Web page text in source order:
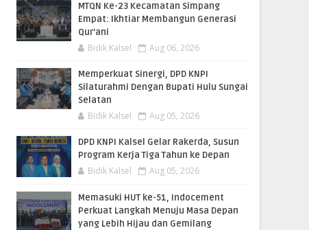
MTQN Ke-23 Kecamatan Simpang
Empat: Ikhtiar Membangun Generasi
Qur’ani
Bidik Kalsel Aug 06, 2026
Memperkuat Sinergi, DPD KNPI
Silaturahmi Dengan Bupati Hulu Sungai
Selatan
Bidik Kalsel Aug 05, 2026
DPD KNPI Kalsel Gelar Rakerda, Susun
Program Kerja Tiga Tahun ke Depan
Bidik Kalsel Aug 05, 2026
Memasuki HUT ke-51, Indocement
Perkuat Langkah Menuju Masa Depan
yang Lebih Hijau dan Gemilang